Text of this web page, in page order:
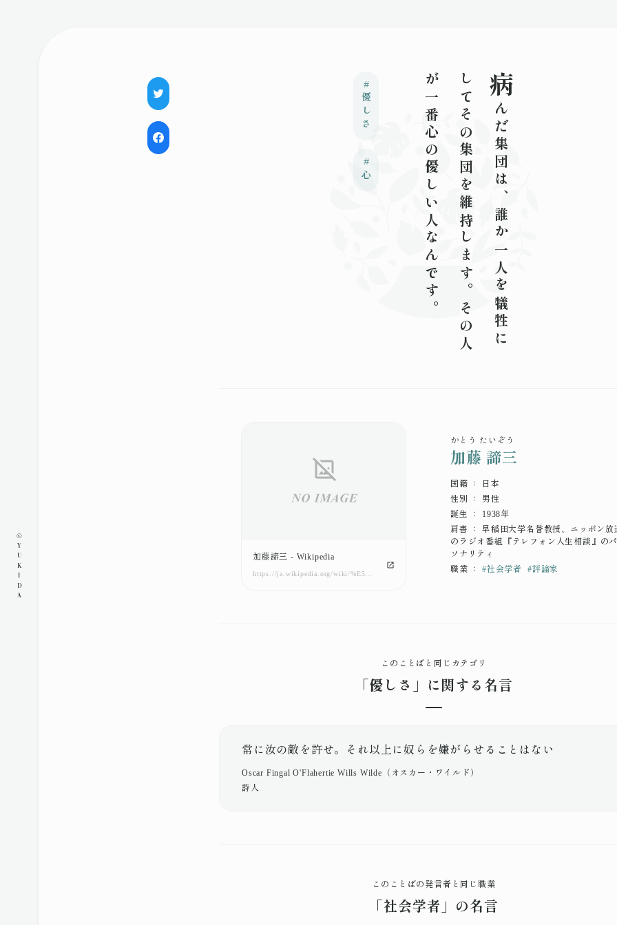
病
ん
だ
集
団
は
、
誰
か
一
人
を
犠
牲
に
し
て
そ
の
集
団
を
維
持
し
ま
す
。
そ
の
人
が
一
番
心
の
優
し
い
人
な
ん
で
す
。
#
優しさ
#
心
加藤諦三 - Wikipedia
かとう たいぞう
加藤 諦三
国籍 ： 日本
性別 ： 男性
誕生 ： 1938年
肩書 ： 早稲田大学名誉教授、ニッポン放
のラジオ番組『テレフォン人生相談』の
ソナリティ
職業 ： #社会学者 #評論家
このことばと同じカテゴリ
「優しさ」に関する名言
常に汝の敵を許せ。それ以上に奴らを嫌がらせることはない
Oscar Fingal O'Flahertie Wills Wilde（オスカー・ワイルド）
詩人
このことばの発言者と同じ職業
「社会学者」の名言
©YUKIDA